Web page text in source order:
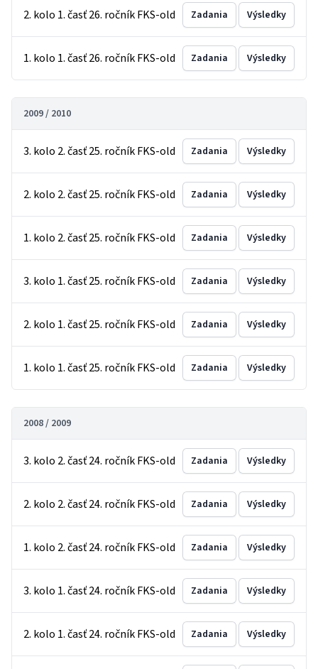
2. kolo 1. časť 26. ročník FKS-old Zadania Výsledky
1. kolo 1. časť 26. ročník FKS-old Zadania Výsledky
2009 / 2010
3. kolo 2. časť 25. ročník FKS-old Zadania Výsledky
2. kolo 2. časť 25. ročník FKS-old Zadania Výsledky
1. kolo 2. časť 25. ročník FKS-old Zadania Výsledky
3. kolo 1. časť 25. ročník FKS-old Zadania Výsledky
2. kolo 1. časť 25. ročník FKS-old Zadania Výsledky
1. kolo 1. časť 25. ročník FKS-old Zadania Výsledky
2008 / 2009
3. kolo 2. časť 24. ročník FKS-old Zadania Výsledky
2. kolo 2. časť 24. ročník FKS-old Zadania Výsledky
1. kolo 2. časť 24. ročník FKS-old Zadania Výsledky
3. kolo 1. časť 24. ročník FKS-old Zadania Výsledky
2. kolo 1. časť 24. ročník FKS-old Zadania Výsledky